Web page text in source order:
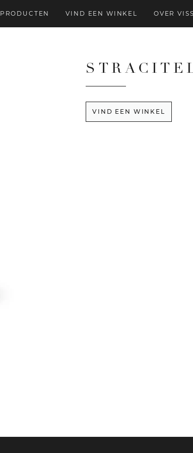
PRODUCTEN VIND EEN WINKEL OVER
VIND EEN WINKEL